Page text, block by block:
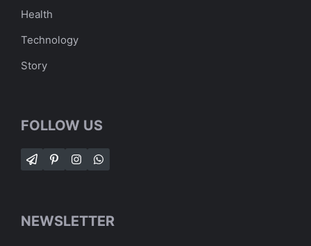
Health
Technology
Story
FOLLOW US
NEWSLETTER